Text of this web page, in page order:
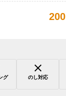
200
グ のし対応